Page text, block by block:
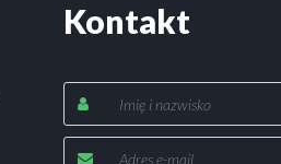
j
P
A
G
Kontakt